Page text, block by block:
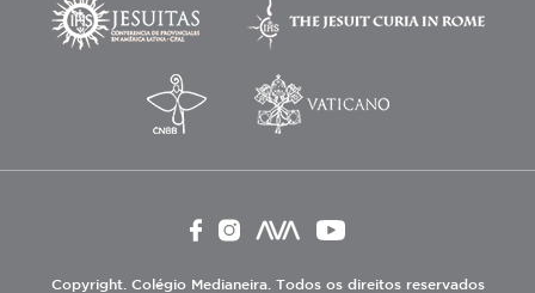
Copyright. Colégio Medianeira. Todos os direitos reservados